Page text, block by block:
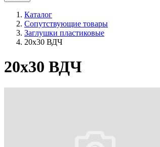
Каталог
Сопутствующие товары
Заглушки пластиковые
20х30 ВДЧ
20х30 ВДЧ